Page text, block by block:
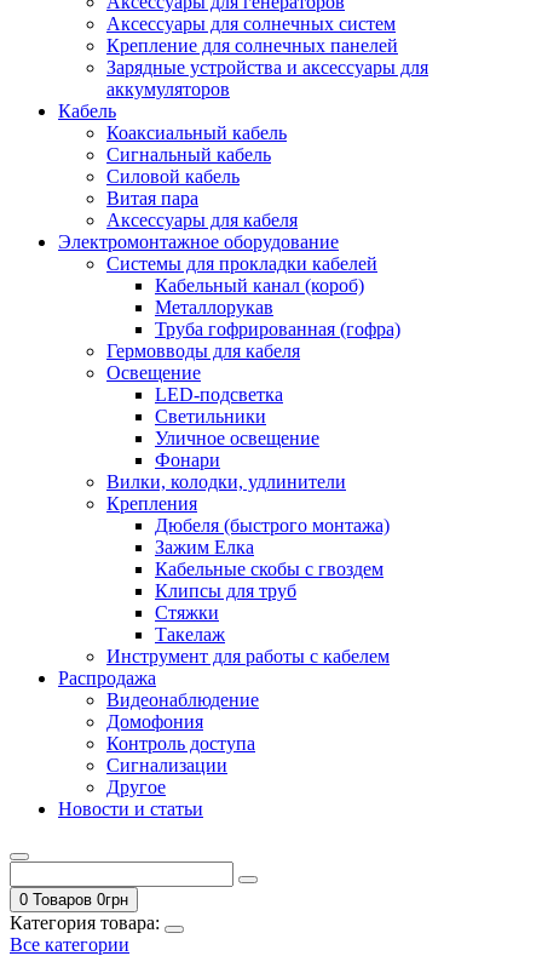
Аксессуары для солнечных систем
Крепление для солнечных панелей
Зарядные устройства и аксессуары для
аккумуляторов
Кабель
Коаксиальный кабель
Сигнальный кабель
Силовой кабель
Витая пара
Аксессуары для кабеля
Электромонтажное оборудование
Системы для прокладки кабелей
Кабельный канал (короб)
Металлорукав
Труба гофрированная (гофра)
Гермовводы для кабеля
Освещение
LED-подсветка
Светильники
Уличное освещение
Фонари
Вилки, колодки, удлинители
Крепления
Дюбеля (быстрого монтажа)
Зажим Елка
Кабельные скобы с гвоздем
Клипсы для труб
Стяжки
Такелаж
Инструмент для работы с кабелем
Распродажа
Видеонаблюдение
Домофония
Контроль доступа
Сигнализации
Другое
Новости и статьи
0 Товаров 0грн
Категория товара:
Все категории